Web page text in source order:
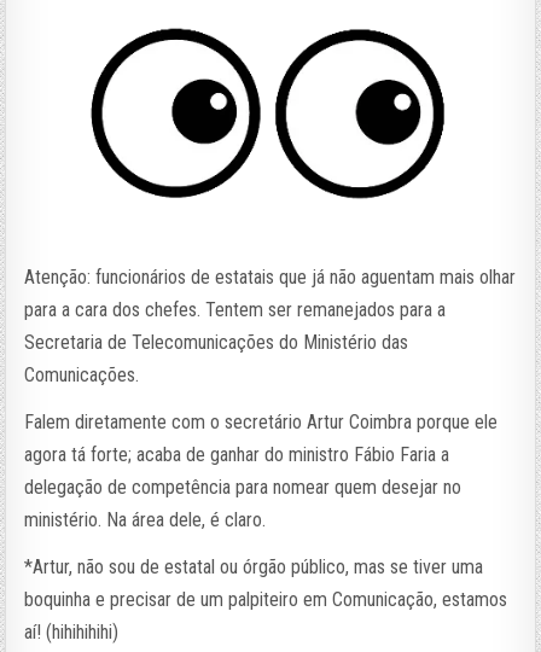
Atenção: funcionários de estatais que já não aguentam mais olhar
para a cara dos chefes. Tentem ser remanejados para a
Secretaria de Telecomunicações do Ministério das
Comunicações.
Falem diretamente com o secretário Artur Coimbra porque ele
agora tá forte; acaba de ganhar do ministro Fábio Faria a
delegação de competência para nomear quem desejar no
ministério. Na área dele, é claro.
*Artur, não sou de estatal ou órgão público, mas se tiver uma
boquinha e precisar de um palpiteiro em Comunicação, estamos
aí! (hihihihihi)